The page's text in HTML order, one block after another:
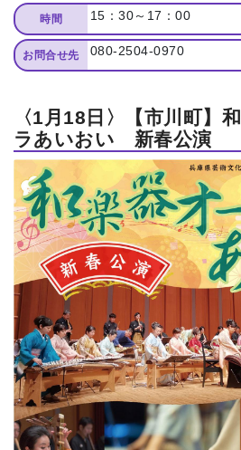
時間 15：30～17：00
お問合せ先 080-2504-0970
〈1月18日〉【市川町】
ラあいおい 新春公演